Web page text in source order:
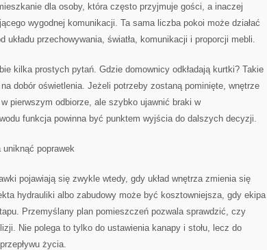
dla osoby, która często przyjmuje gości, a inaczej
wygodnej komunikacji. Ta sama liczba pokoi może działać
układu przechowywania, światła, komunikacji i proporcji mebli.
kilka prostych pytań. Gdzie domownicy odkładają kurtki? Takie
na dobór oświetlenia. Jeżeli potrzeby zostaną pominięte, wnętrze
pierwszym odbiorze, ale szybko ujawnić braki w
funkcja powinna być punktem wyjścia do dalszych decyzji.
uniknąć poprawek
pojawiają się zwykle wtedy, gdy układ wnętrza zmienia się
hydrauliki albo zabudowy może być kosztowniejsza, gdy ekipa
Przemyślany plan pomieszczeń pozwala sprawdzić, czy
Nie polega to tylko do ustawienia kanapy i stołu, lecz do
życia.